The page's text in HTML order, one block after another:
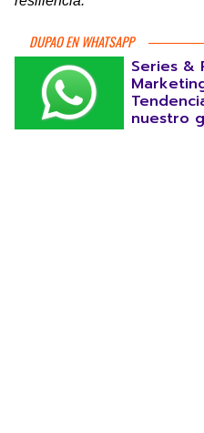
DUPAO EN WHATSAPP
Series &
nuestro